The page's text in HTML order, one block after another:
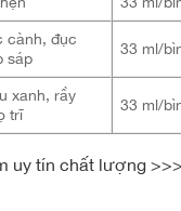
cành, đục
sáp
33 ml/
xanh, rầy
trĩ
33 ml/
uy tín chất lượng >>>